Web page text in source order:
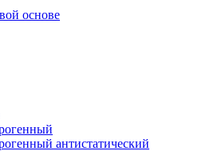
основе
антистатический